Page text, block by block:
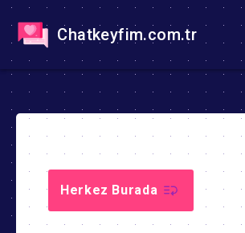
Chatkeyfim.com.tr
Herkez Burada